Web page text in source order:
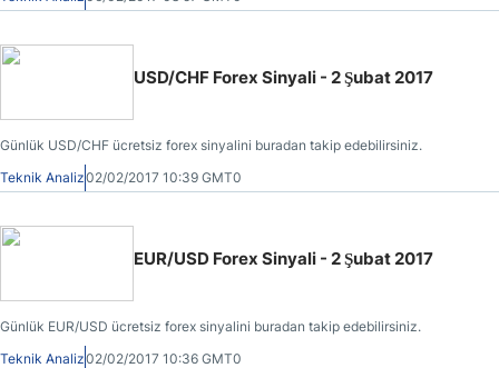
USD/CHF Forex Sinyali - 2 Şubat 2017
Günlük USD/CHF ücretsiz forex sinyalini buradan takip edebilirsiniz.
Teknik Analiz02/02/2017 10:39 GMT0
EUR/USD Forex Sinyali - 2 Şubat 2017
Günlük EUR/USD ücretsiz forex sinyalini buradan takip edebilirsiniz.
Teknik Analiz02/02/2017 10:36 GMT0